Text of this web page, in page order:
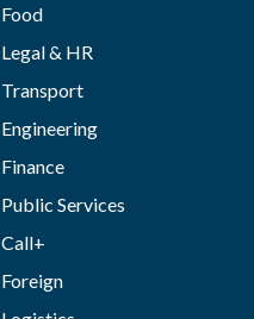
Food
Legal & HR
Transport
Engineering
Finance
Public Services
Call+
Foreign